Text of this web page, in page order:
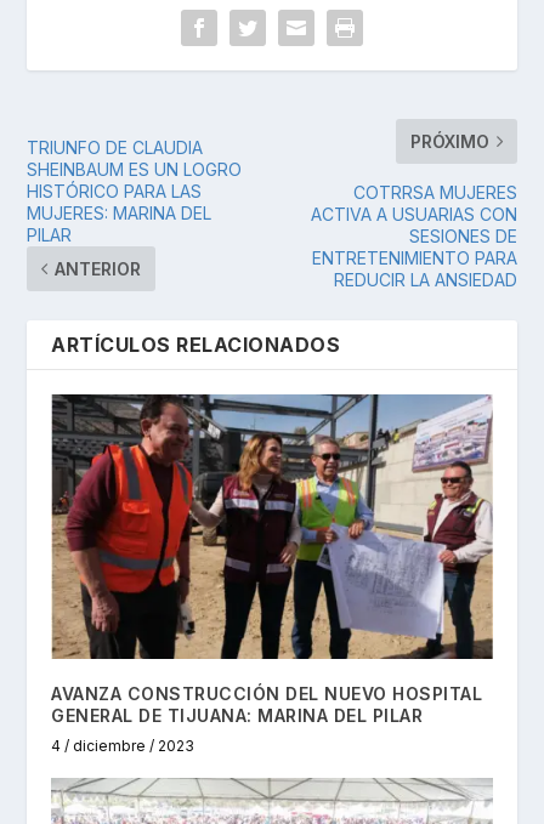
TRIUNFO DE CLAUDIA
SHEINBAUM ES UN LOGRO
HISTÓRICO PARA LAS
MUJERES: MARINA DEL
PILAR
ANTERIOR
PRÓXIMO
COTRRSA MUJERES
ACTIVA A USUARIAS CON
SESIONES DE
ENTRETENIMIENTO PARA
REDUCIR LA ANSIEDAD
ARTÍCULOS RELACIONADOS
AVANZA CONSTRUCCIÓN DEL NUEVO HOSPITAL
GENERAL DE TIJUANA: MARINA DEL PILAR
4 / diciembre / 2023